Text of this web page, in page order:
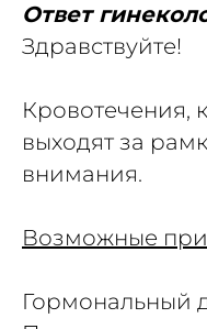
Ответ
Здравствуйте!
Кровотечения,
выходят за
внимания.
Возможные
Гормональный